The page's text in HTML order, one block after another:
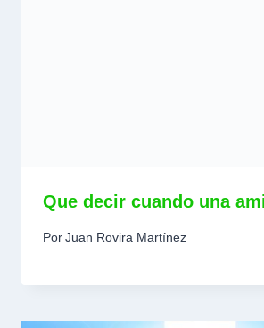
Que decir cuando una
PorJuan Rovira Martínez